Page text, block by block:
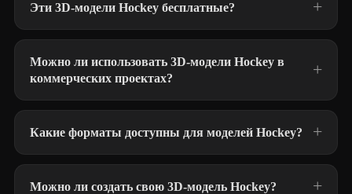
Эти 3D-модели Hockey бесплатные?
Можно ли использовать 3D-модели Hockey в
коммерческих проектах?
Какие форматы доступны для моделей Hockey?
Можно ли создать свою 3D-модель Hockey?